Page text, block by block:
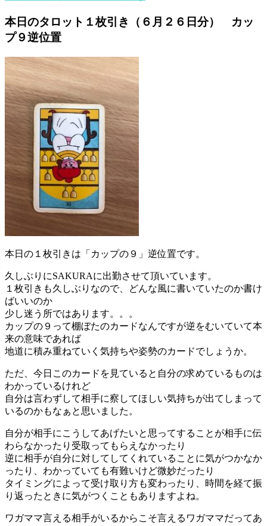
本日のタロット１枚引き（６月２６日分） カッ
プ９逆位置
本日の１枚引きは「カップの９」逆位置です。
久しぶりにSAKURAに出勤させて頂いています。
１枚引きも久しぶりなので、どんな風に書いていたのか書け
ばいいのか
少し迷う所ではあります。。。
カップの９って棚ぼたのカードなんですが逆をむいていて本
来の意味であれば
地道に積み重ねていく気持ちや姿勢のカードでしょうか。
ただ、今日このカードを見ていると自分の求めているものは
わかっているけれど
自分は言わずして相手に察してほしい気持ちが出てしまって
いるのかもなぁと思いました。
自分が相手にこうしてあげたいと思ってすることが相手に伝
わらなかったり受取ってもらえなかったり
逆に相手が自分に対してしてくれていることに気がつかなか
ったり、わかっていても有難いけど微妙だったり
タイミングによって受け取り方も変わったり、時間を経て振
り返ったときに気がつくこともありますよね。
ワガママ言える相手がいるからこそ言えるワガママだってあ